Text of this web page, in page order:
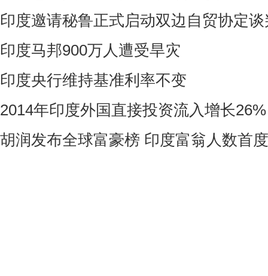
印度邀请秘鲁正式启动双边自贸协定谈
印度马邦900万人遭受旱灾
印度央行维持基准利率不变
2014年印度外国直接投资流入增长26%
胡润发布全球富豪榜 印度富翁人数首